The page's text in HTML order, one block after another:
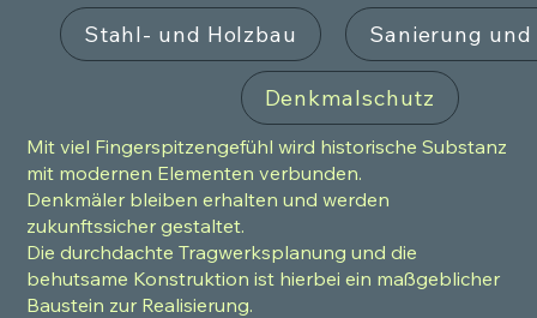
Stahl- und Holzbau Sanierung und
Denkmalschutz
Mit viel Fingerspitzengefühl wird historische Substanz
mit modernen Elementen verbunden.
Denkmäler bleiben erhalten und werden
zukunftssicher gestaltet.
Die durchdachte Tragwerksplanung und die
behutsame Konstruktion ist hierbei ein maßgeblicher
Baustein zur Realisierung.